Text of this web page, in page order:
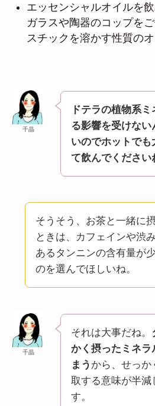
エッセンシャルオイルを
ガラスや陶器のコップを
スチックを溶かす性質の
千晶
ドテラの植物系
る影響を受けな
いのでホットでも
て飲んでください
そうそう、お茶と一緒に
ときは、カフェインや渋
あるタンニンの含有量が
のを選んでほしいね。
千晶
それは大事だね。
かく摂ったミネラ
まう から、せっか
取する意味が半減
す。